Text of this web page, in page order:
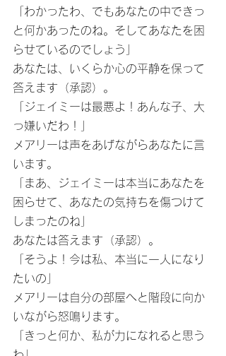
「わかったわ、でもあなたの中できっ
と何かあったのね。そしてあなたを困
らせているのでしょう」
あなたは、いくらか心の平静を保って
答えます（承認）。
「ジェイミーは最悪よ！あんな子、大
っ嫌いだわ！」
メアリーは声をあげながらあなたに言
います。
「まあ、ジェイミーは本当にあなたを
困らせて、あなたの気持ちを傷つけて
しまったのね」
あなたは答えます（承認）。
「そうよ！今は私、本当に一人になり
たいの」
メアリーは自分の部屋へと階段に向か
いながら怒鳴ります。
「きっと何か、私が力になれると思う